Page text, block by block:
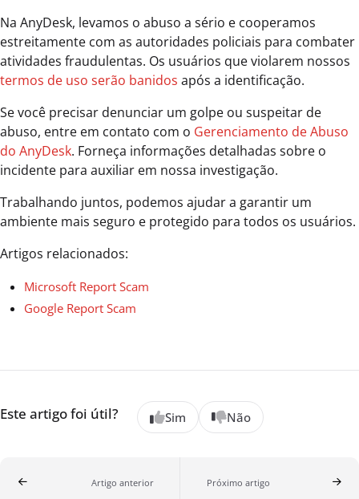
Na AnyDesk, levamos o abuso a sério e cooperamos
estreitamente com as autoridades policiais para combater
atividades fraudulentas. Os usuários que violarem nossos
termos de uso serão banidos após a identificação.
Se você precisar denunciar um golpe ou suspeitar de
abuso, entre em contato com o Gerenciamento de Abuso
do AnyDesk. Forneça informações detalhadas sobre o
incidente para auxiliar em nossa investigação.
Trabalhando juntos, podemos ajudar a garantir um
ambiente mais seguro e protegido para todos os usuários.
Artigos relacionados:
Microsoft Report Scam
Google Report Scam
Este artigo foi útil? Sim Não
Artigo anterior Próximo artigo